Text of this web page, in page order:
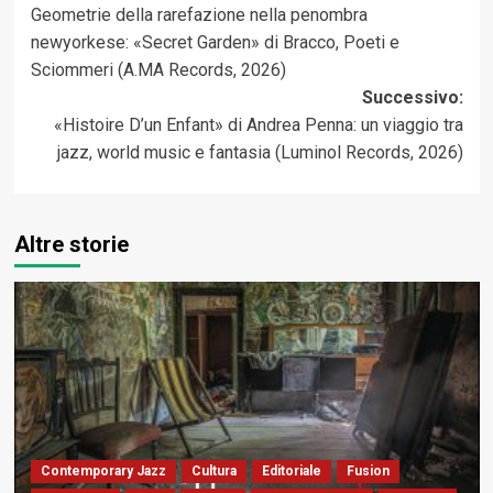
articolo
Geometrie della rarefazione nella penombra
newyorkese: «Secret Garden» di Bracco, Poeti e
Sciommeri (A.MA Records, 2026)
Successivo:
«Histoire D’un Enfant» di Andrea Penna: un viaggio tra
jazz, world music e fantasia (Luminol Records, 2026)
Altre storie
Contemporary Jazz Cultura Editoriale
Fusion